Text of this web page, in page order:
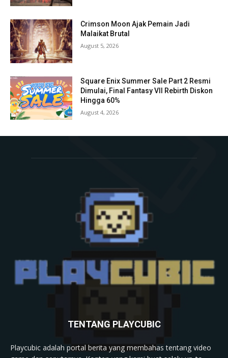
Crimson Moon Ajak Pemain Jadi
Malaikat Brutal
August 5, 2026
Square Enix Summer Sale Part 2 Resmi
Dimulai, Final Fantasy VII Rebirth Diskon
Hingga 60%
August 4, 2026
TENTANG PLAYCUBIC
Playcubic adalah portal berita yang membahas tentang video